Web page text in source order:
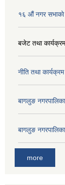
१६ ‌औं नगर सभाकाे
बजेट तथा
नीति तथा
बागलुङ
बागलुङ
more